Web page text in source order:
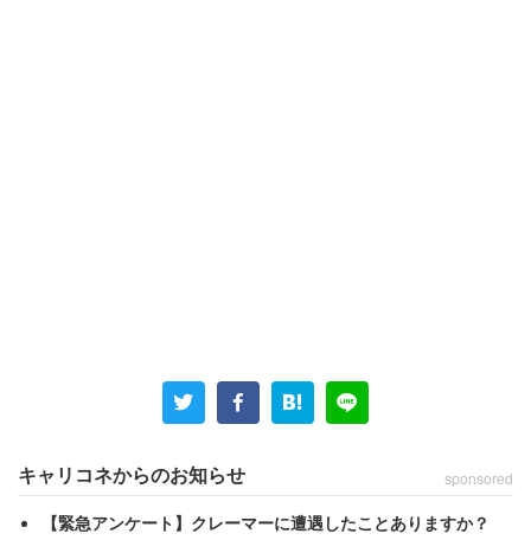
キャリコネからのお知らせ sponsored
【緊急アンケート】クレーマーに遭遇したことありますか？